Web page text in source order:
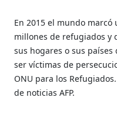
En 2015 el mundo
millones de refugiados y
sus hogares o sus
ser víctimas de
ONU para los
de noticias AFP.